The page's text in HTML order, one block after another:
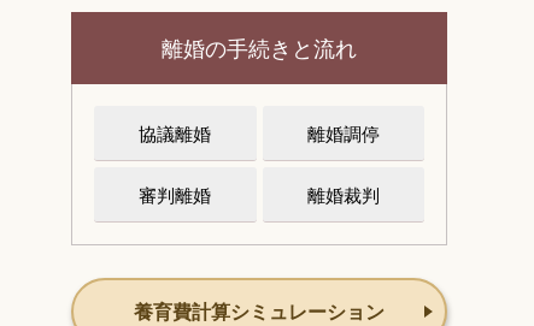
離婚の手続きと流れ
協議離婚 離婚調停
審判離婚 離婚裁判
養育費計算シミュレーション